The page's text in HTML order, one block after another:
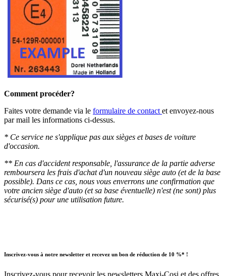
Comment procéder?
Faites votre demande via le formulaire de contact et envoyez-nous
par mail les informations ci-dessus.
* Ce service ne s'applique pas aux sièges et bases de voiture
d'occasion.
** En cas d'accident responsable, l'assurance de la partie adverse
remboursera les frais d'achat d'un nouveau siège auto (et de la base
possible). Dans ce cas, nous vous enverrons une confirmation que
votre ancien siège d'auto (et sa base éventuelle) n'est (ne sont) plus
sécurisé(s) pour une utilisation future.
Inscrivez-vous à notre newsletter et recevez un bon de réduction de 10 %* !
Inscrivez-vous pour recevoir les newsletters Maxi-Cosi et des offres